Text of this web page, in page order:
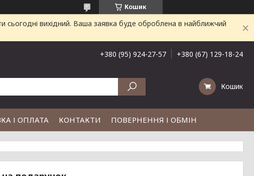
Кошик
сьогодні вихідний. Ваша заявка буде оброблена в найближчий
+380 (95) 924-27-57 +380 (67) 129-18-24
Кошик
І ОПЛАТА КОНТАКТИ ПОВЕРНЕННЯ І ОБМІН